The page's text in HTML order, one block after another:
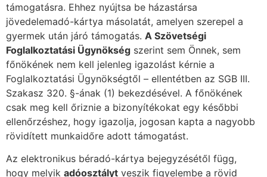
támogatásra. Ehhez nyújtsa be házastársa
jövedelemadó-kártya másolatát, amelyen szerepel a
gyermek után járó támogatás. A Szövetségi
Foglalkoztatási Ügynökség szerint sem Önnek, sem
főnökének nem kell jelenleg igazolást kérnie a
Foglalkoztatási Ügynökségtől – ellentétben az SGB III.
Szakasz 320. §-ának (1) bekezdésével. A főnökének
csak meg kell őriznie a bizonyítékokat egy későbbi
ellenőrzéshez, hogy igazolja, jogosan kapta a nagyobb
rövidített munkaidőre adott támogatást.
Az elektronikus béradó-kártya bejegyzésétől függ,
hogy melyik adóosztályt veszik figyelembe a rövid